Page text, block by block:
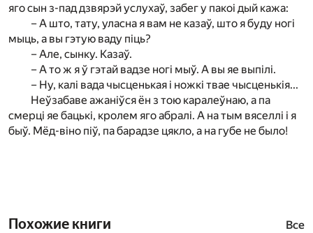
яго сын з-пад дзвярэй услухаў, забег у пакоі дый кажа:
– А што, тату, уласна я вам не казаў, што я буду ногі
мыць, а вы гэтую ваду піць?
– Але, сынку. Казаў.
– А то ж я ў гэтай вадзе ногі мыў. А вы яе выпілі.
– Ну, калі вада чысценькая і ножкі твае чысценькія...
Неўзабаве ажаніўся ён з тою каралеўнаю, а па
смерці яе бацькі, кролем яго абралі. А на тым вяселлі і я
быў. Мёд-віно піў, па барадзе цякло, а на губе не было!
Похожие книги Все